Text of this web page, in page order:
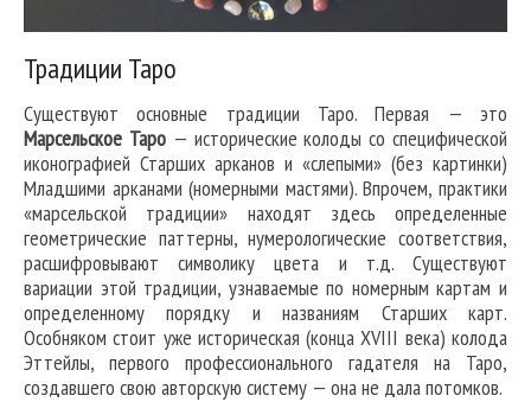
Традиции Таро
Существуют основные традиции Таро. Первая — это
Марсельское Таро— исторические колоды со специфической
иконографией Старших арканов и «слепыми» (без картинки)
Младшими арканами (номерными мастями). Впрочем, практики
«марсельской традиции» находят здесь определенные
геометрические паттерны, нумерологические соответствия,
расшифровывают символику цвета и т.д. Существуют
вариации этой традиции, узнаваемые по номерным картам и
определенному порядку и названиям Старших карт.
Особняком стоит уже историческая (конца XVIII века) колода
Эттейлы, первого профессионального гадателя на Таро,
создавшего свою авторскую систему — она не дала потомков.